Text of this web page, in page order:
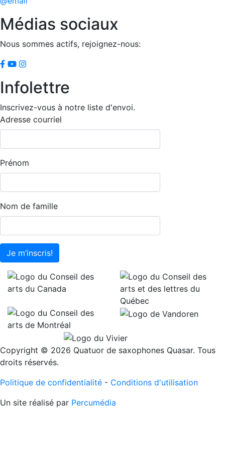
Médias sociaux
Nous sommes actifs, rejoignez-nous:
Infolettre
Inscrivez-vous à notre liste d'envoi.
Adresse courriel
Prénom
Nom de famille
Je m’inscris!
Copyright © 2026 Quatuor de saxophones Quasar. Tous
droits réservés.
Politique de confidentialité - Conditions d'utilisation
Un site réalisé par Percumédia